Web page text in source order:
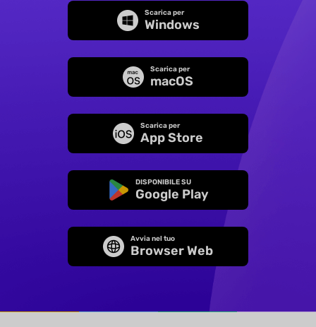
Scarica per
Windows
Scarica per
macOS
Scarica per
App Store
DISPONIBILE SU
Google Play
Avvia nel tuo
Browser Web